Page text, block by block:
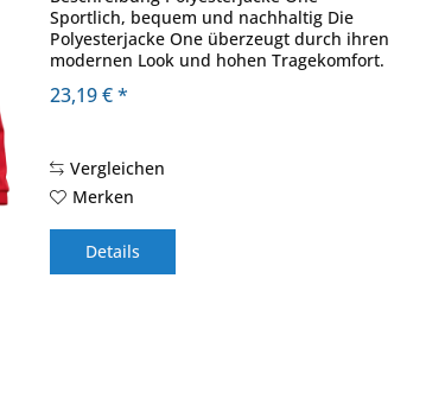
Sportlich, bequem und nachhaltig Die
Polyesterjacke One überzeugt durch ihren
modernen Look und hohen Tragekomfort.
sorgt für eine perfekte Passform und
23,19 € *
Vergleichen
Merken
Details